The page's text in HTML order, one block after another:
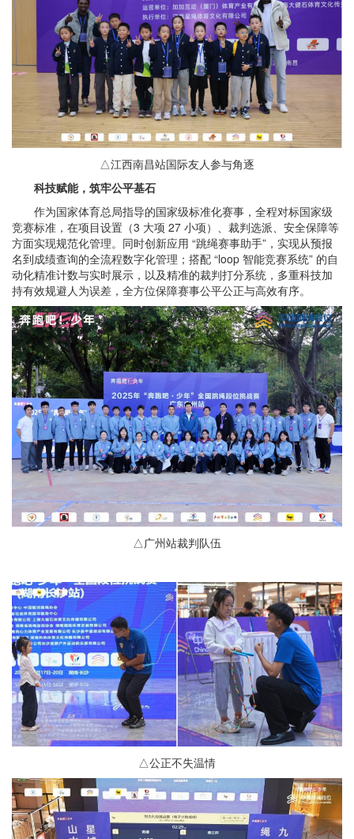
△江西南昌站国际友人参与角逐
科技赋能，筑牢公平基石
作为国家体育总局指导的国家级标准化赛事，全程对标国家级
竞赛标准，在项目设置（3 大项 27 小项）、裁判选派、安全保障等
方面实现规范化管理。同时创新应用 “跳绳赛事助手”，实现从预报
名到成绩查询的全流程数字化管理；搭配 “loop 智能竞赛系统” 的自
动化精准计数与实时展示，以及精准的裁判打分系统，多重科技加
持有效规避人为误差，全方位保障赛事公平公正与高效有序。
△广州站裁判队伍
△公正不失温情